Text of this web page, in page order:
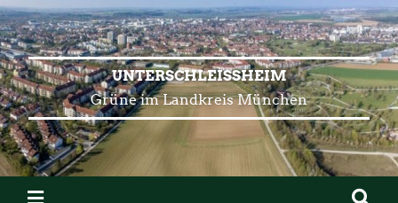
UNTERSCHLEISSHEIM
Grüne im Landkreis München